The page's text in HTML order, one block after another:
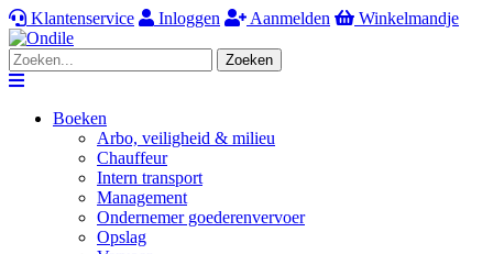
Klantenservice Inloggen Aanmelden Winkelmandje
Zoeken
Navigation
Boeken
Arbo, veiligheid & milieu
Chauffeur
Intern transport
Management
Ondernemer goederenvervoer
Opslag